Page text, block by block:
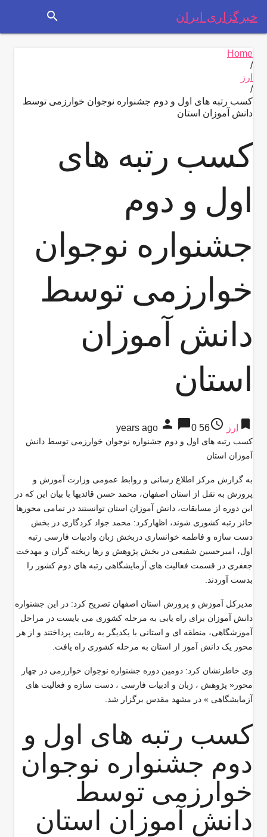
خبرگزاری ایران search
Home
/
ارز
/
کسب رتبه های اول و دوم جشنواره نوجوان خوارزمی توسط
دانش آموزان استان
کسب رتبه های
اول و دوم
جشنواره نوجوان
خوارزمی توسط
دانش آموزان
استان
bookmark ارز access_time
56 years ago
person chat_bubble0
کسب رتبه های اول و دوم جشنواره نوجوان خوارزمی توسط دانش
آموزان استان
به گزارش مركز اطلاع رسانی و روابط عمومی وزارت آموزش و
پرورش به نقل از استان اصفهان، محمد حسن قائدیها با بيان اين كه در
این دوره از مسابقات، دانش آموزان استان توانستند در تمامی محورها
حائز رتبه کشوری شوند، اظهاركرد: محمد جواد کردگاری در بخش
دست سازه و فاطمه خوانساری دربخش زبان وادبیات فارسی رتبه
اول، امیرحسین شفیعی در بخش پژوهش و رها ریخته گران و مهدخت
جعفری در قسمت فعالیت های آزمایشگاهی رتبه هاي دوم کشور را
بدست آوردند.
مدیرکل آموزش و پرورش استان اصفهان تصريح كرد: در این جشنواره
دانش آموزان برای راه یابی به مرحله کشوری می بایست در مراحل
آموزشگاهی، منطقه ای و استانی با یکدیگر به رقابت پرداختند و از هر
محور یک دانش آموز از استان به مرحله کشوری راه يافت.
وي خاطرنشان كرد: دومین دوره جشنواره نوجوان خوارزمی در چهار
محور« پژوهش ، زبان و ادبیات فارسی ، دست سازه و فعالیت های
آزمایشگاهی » در مشهد مقدس برگزار شد.
کسب رتبه های اول و
دوم جشنواره نوجوان
خوارزمی توسط
دانش آموزان استان